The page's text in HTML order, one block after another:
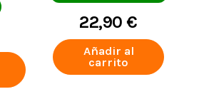
22,90 €
Añadir al
carrito